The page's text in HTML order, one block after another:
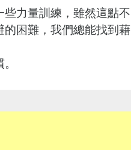
力量訓練，雖然這點不
困難，我們總能找到藉